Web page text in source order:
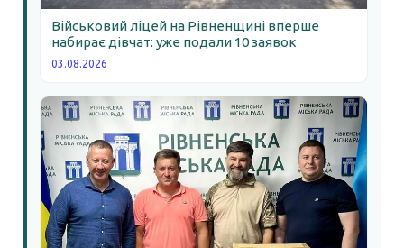
Військовий ліцей на Рівненщині вперше
набирає дівчат: уже подали 10 заявок
03.08.2026